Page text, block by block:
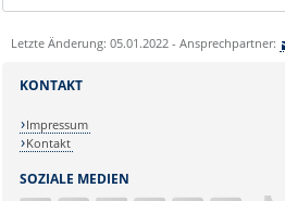
Letzte Änderung: 05.01.2022 - Ansprechpartner:
SOZIALE MEDIEN
KONTAKT
Impressum
Kontakt